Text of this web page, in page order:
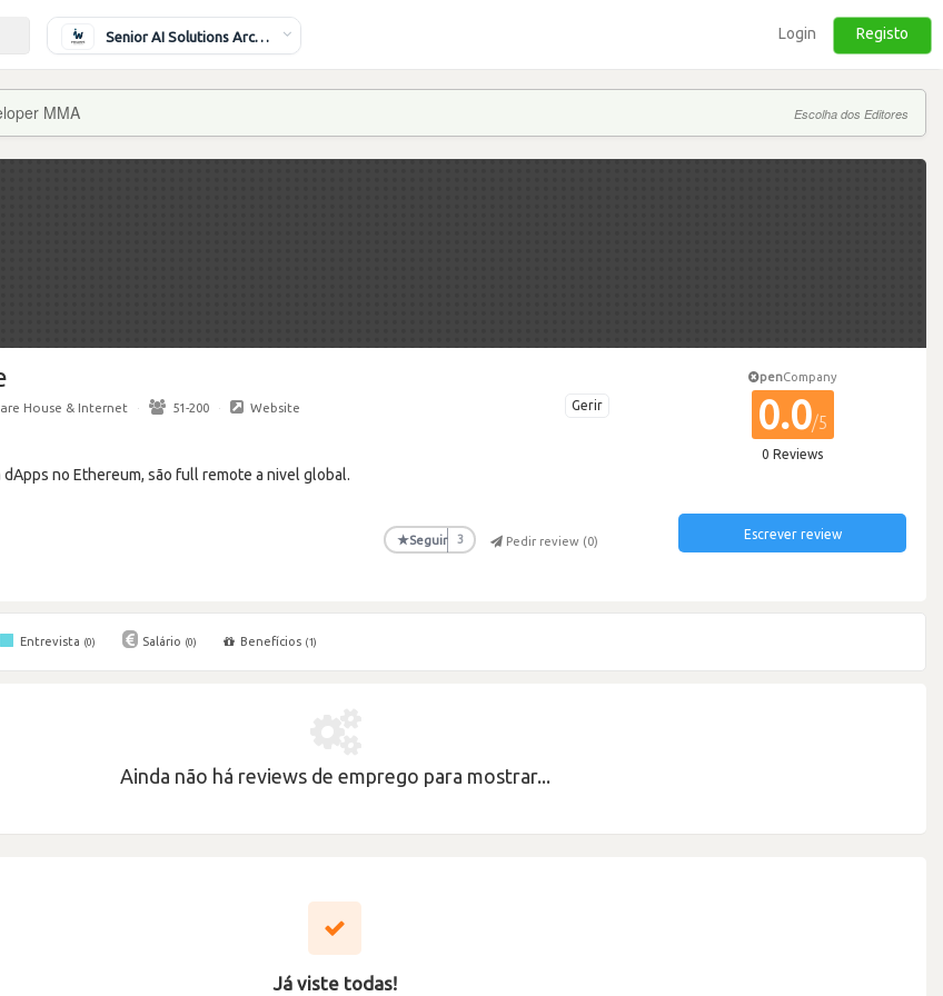
Senior AI Solutions Architect Login Registo
MMA Escolha dos Editores
Gerir
House & Internet · 51-200 · Website
no Ethereum, são full remote a nivel global.
★Seguir 3 Pedir review (0)
penCompany
0.0/5
0 Reviews
Escrever review
Entrevista (0) Salário (0) Benefícios (1)
Ainda não há reviews de emprego para mostrar...
Já viste todas!